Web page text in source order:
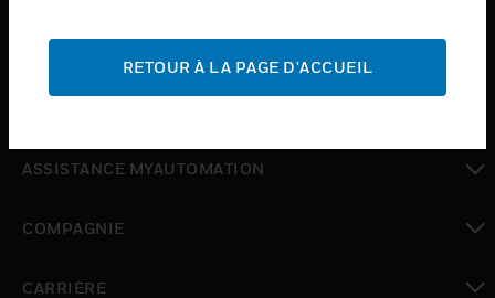
toggle view
toggle view
toggle view
ASSISTANCE MYAUTOMATION
COMPAGNIE
CARRIÈRE
RETOUR À LA PAGE D'ACCUEIL